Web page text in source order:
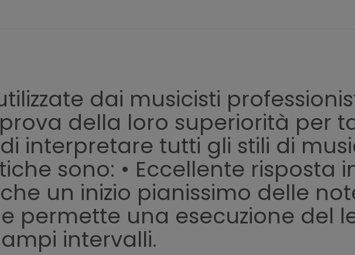
dai musicisti
della loro superiorità per
interpretare tutti gli stili di
sono: • Eccellente risposta
un inizio pianissimo delle
permette una esecuzione del
intervalli.